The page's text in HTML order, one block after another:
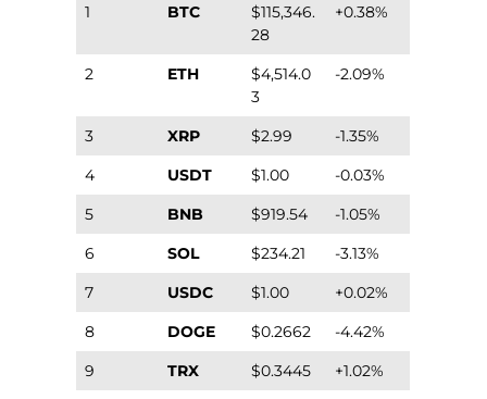
1 BTC
$115,346.
28
+0.38%
2 ETH
$4,514.0
3
-2.09%
3 XRP $2.99
-1.35%
4
USDT $1.00
-0.03%
5
BNB $919.54
-1.05%
6
SOL $234.21
-3.13%
7
USDC $1.00
+0.02%
8
DOGE $0.2662
-4.42%
9
TRX $0.3445
+1.02%